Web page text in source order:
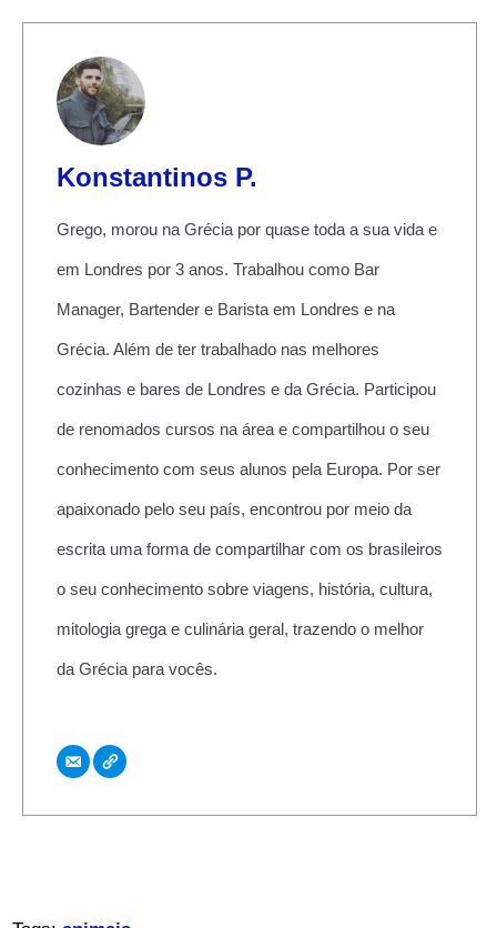
Konstantinos P.
Grego, morou na Grécia por quase toda a sua vida e
em Londres por 3 anos. Trabalhou como Bar
Manager, Bartender e Barista em Londres e na
Grécia. Além de ter trabalhado nas melhores
cozinhas e bares de Londres e da Grécia. Participou
de renomados cursos na área e compartilhou o seu
conhecimento com seus alunos pela Europa. Por ser
apaixonado pelo seu país, encontrou por meio da
escrita uma forma de compartilhar com os brasileiros
o seu conhecimento sobre viagens, história, cultura,
mitologia grega e culinária geral, trazendo o melhor
da Grécia para vocês.